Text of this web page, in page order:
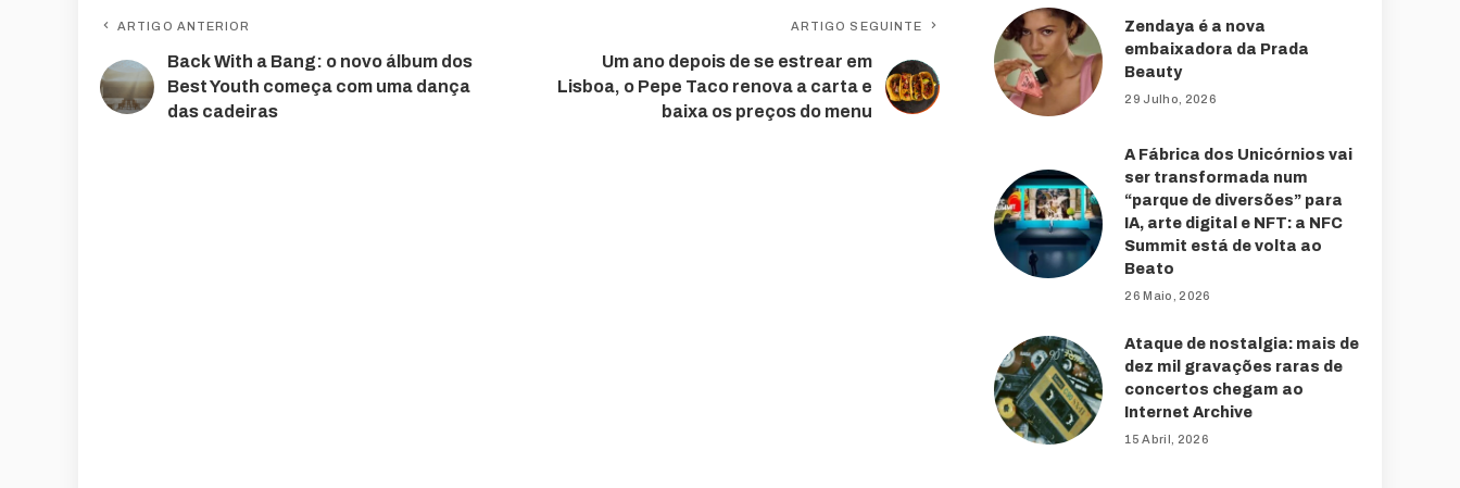
ARTIGO ANTERIOR
Back With a Bang: o novo álbum dos
Best Youth começa com uma dança
das cadeiras
ARTIGO SEGUINTE
Um ano depois de se estrear em
Lisboa, o Pepe Taco renova a carta e
baixa os preços do menu
Zendaya é a nova
embaixadora da Prada
Beauty
29 Julho, 2026
A Fábrica dos Unicórnios vai
ser transformada num
“parque de diversões” para
IA, arte digital e NFT: a NFC
Summit está de volta ao
Beato
26 Maio, 2026
Ataque de nostalgia: mais de
dez mil gravações raras de
concertos chegam ao
Internet Archive
15 Abril, 2026